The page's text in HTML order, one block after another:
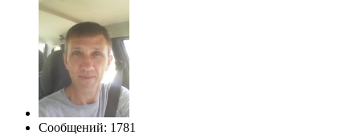
Сообщений: 1781